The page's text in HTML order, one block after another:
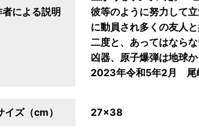
者による説明
彼等のように努力して
に動員され多くの友人
二度と、あってはならな
凶器、原子爆弾は地球
2023年令和5年2月 尾
イズ（cm） 27×38